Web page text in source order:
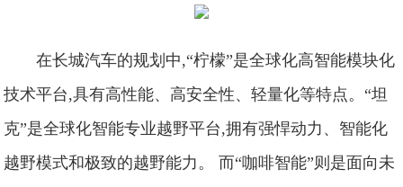
在长城汽车的规划中,“柠檬”是全球化高智能模块化
技术平台,具有高性能、高安全性、轻量化等特点。“坦
克”是全球化智能专业越野平台,拥有强悍动力、智能化
越野模式和极致的越野能力。 而“咖啡智能”则是面向未